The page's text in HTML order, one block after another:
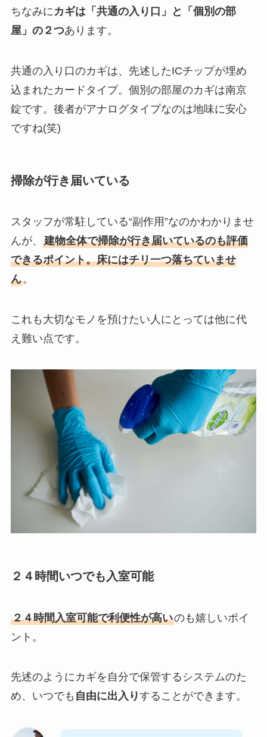
ちなみにカギは「共通の入り口」と「個別の部
屋」の２つあります。
共通の入り口のカギは、先述したICチップが埋め
込まれたカードタイプ。個別の部屋のカギは南京
錠です。後者がアナログタイプなのは地味に安心
ですね(笑)
掃除が行き届いている
スタッフが常駐している“副作用”なのかわかりませ
んが、 建物全体で掃除が行き届いているのも評価
できるポイント。床にはチリ一つ落ちていませ
ん。
これも大切なモノを預けたい人にとっては他に代
え難い点です。
２４時間いつでも入室可能
２４時間入室可能で利便性が高いのも嬉しいポイ
ント。
先述のようにカギを自分で保管するシステムのた
め、いつでも 自由に出入りすることができます。